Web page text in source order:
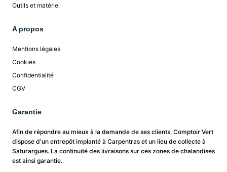
Outils et matériel
A propos
Mentions légales
Cookies
Confidentialité
CGV
Garantie
Afin de répondre au mieux à la demande de ses clients, Comptoir Vert
dispose d'un entrepôt implanté à Carpentras et un lieu de collecte à
Saturargues. La continuité des livraisons sur ces zones de chalandises
est ainsi garantie.